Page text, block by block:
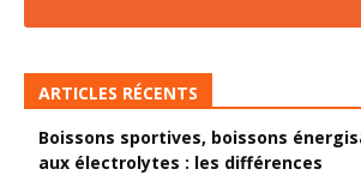
ARTICLES RÉCENTS
Boissons sportives, boissons
aux électrolytes : les différences